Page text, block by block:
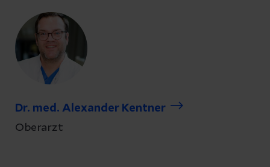
Dr. med. Alexander Kentner
Oberarzt